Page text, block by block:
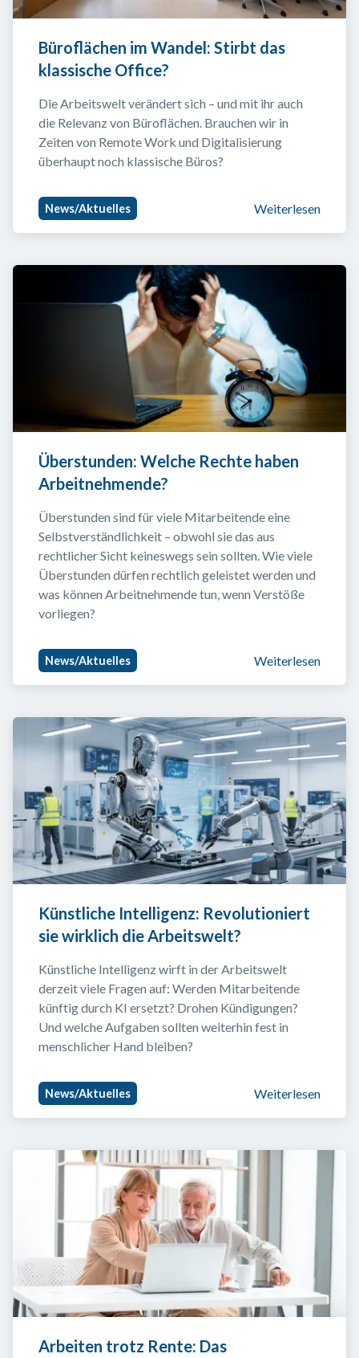
Büroflächen im Wandel: Stirbt das
klassische Office?
Die Arbeitswelt verändert sich – und mit ihr auch
die Relevanz von Büroflächen. Brauchen wir in
Zeiten von Remote Work und Digitalisierung
überhaupt noch klassische Büros?
News/Aktuelles Weiterlesen
Überstunden: Welche Rechte haben
Arbeitnehmende?
Überstunden sind für viele Mitarbeitende eine
Selbstverständlichkeit – obwohl sie das aus
rechtlicher Sicht keineswegs sein sollten. Wie viele
Überstunden dürfen rechtlich geleistet werden und
was können Arbeitnehmende tun, wenn Verstöße
vorliegen?
News/Aktuelles Weiterlesen
Künstliche Intelligenz: Revolutioniert
sie wirklich die Arbeitswelt?
Künstliche Intelligenz wirft in der Arbeitswelt
derzeit viele Fragen auf: Werden Mitarbeitende
künftig durch KI ersetzt? Drohen Kündigungen?
Und welche Aufgaben sollten weiterhin fest in
menschlicher Hand bleiben?
News/Aktuelles Weiterlesen
Arbeiten trotz Rente: Das